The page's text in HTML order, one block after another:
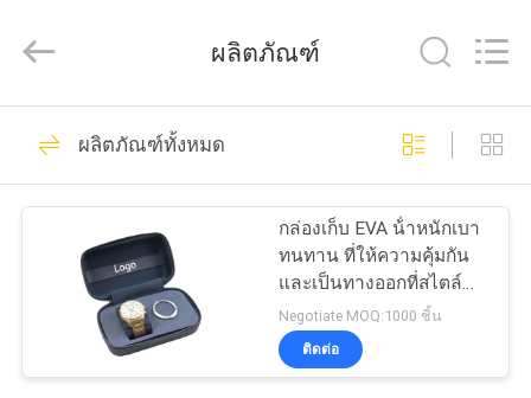
บ้าน
สินค้า
กับ
Group
Limited.
กรณีฮาร์ด EVA
68
49
ผลิตภัณฑ์
ผลิตภัณฑ์ทั้งหมด
กล่องเก็บ EVA น้ําหนักเบา
ทนทาน ที่ให้ความคุ้มกัน
และเป็นทางออกที่สไตล์
สําหรับอุปกรณ์
อิเล็กทรอนิกส์ เครื่องมือ
นาฬิกาและกระดูกคัน
Negotiate MOQ:1000 ชิ้น
ติดต่อ